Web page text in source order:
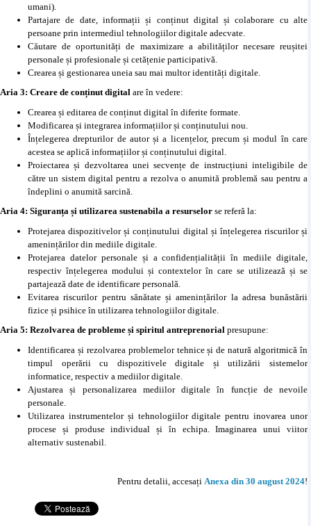
umani).
Partajare de date, informații și conținut digital și colaborare cu alte
persoane prin intermediul tehnologiilor digitale adecvate.
Căutare de oportunități de maximizare a abilităților necesare reușitei
personale și profesionale și cetățenie participativă.
Crearea și gestionarea uneia sau mai multor identități digitale.
Aria 3: Creare de conținut digital are în vedere:
Crearea și editarea de conținut digital în diferite formate.
Modificarea și integrarea informațiilor și conținutului nou.
Înțelegerea drepturilor de autor și a licențelor, precum și modul în care
acestea se aplică informațiilor și conținutului digital.
Proiectarea și dezvoltarea unei secvențe de instrucțiuni inteligibile de
către un sistem digital pentru a rezolva o anumită problemă sau pentru a
îndeplini o anumită sarcină.
Aria 4: Siguranța și utilizarea sustenabila a resurselor se referă la:
Protejarea dispozitivelor și conținutului digital și înțelegerea riscurilor și
amenințărilor din mediile digitale.
Protejarea datelor personale și a confidențialității în mediile digitale,
respectiv înțelegerea modului și contextelor în care se utilizează și se
partajează date de identificare personală.
Evitarea riscurilor pentru sănătate și amenințărilor la adresa bunăstării
fizice și psihice în utilizarea tehnologiilor digitale.
Aria 5: Rezolvarea de probleme și spiritul antreprenorial presupune:
Identificarea și rezolvarea problemelor tehnice și de natură algoritmică în
timpul operării cu dispozitivele digitale și utilizării sistemelor
informatice, respectiv a mediilor digitale.
Ajustarea și personalizarea mediilor digitale în funcție de nevoile
personale.
Utilizarea instrumentelor și tehnologiilor digitale pentru inovarea unor
procese și produse individual și în echipa. Imaginarea unui viitor
alternativ sustenabil.
Pentru detalii, accesați Anexa din 30 august 2024!